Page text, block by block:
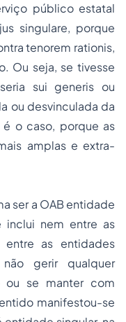
público estatal
singulare, porque
tenorem rationis,
Ou seja, se tivesse
sui generis ou
ou desvinculada da
é o caso, porque as
amplas e extra-
ser a OAB entidade
inclui nem entre as
entre as entidades
não gerir qualquer
ou se manter com
manifestou-se